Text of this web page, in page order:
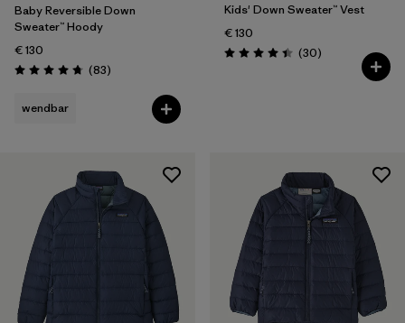
Baby Reversible Down
Sweater™ Hoody
€ 130
Bewertung: 4.7 / 5
(83Rezensionen
)
wendbar
Kids' Down Sweater™ Vest
€ 130
Bewertung: 4.4 / 5
(30Rezensionen
)